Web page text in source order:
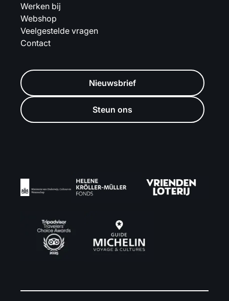
Werken bij
Webshop
Veelgestelde vragen
Contact
Nieuwsbrief
Steun ons